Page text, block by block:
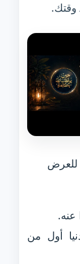
وقتك.
عنه.
أول من